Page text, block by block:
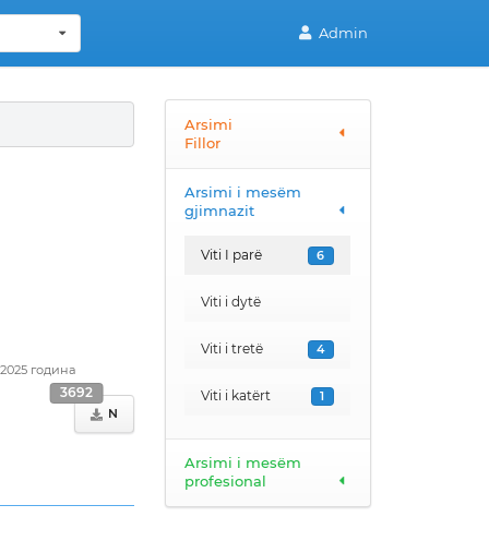
Admin
година
N
3692
Arsimi
Fillor
Arsimi i mesëm
gjimnazit
6
Viti I parë
Viti i dytë
4
Viti i tretë
1
Viti i katërt
Arsimi i mesëm
profesional